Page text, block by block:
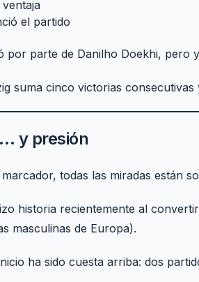
el partido
por parte de Danilho Doekhi, pero
suma cinco victorias
y presión
todas las miradas están
historia recientemente al
masculinas de Europa).
ha sido cuesta arriba: dos